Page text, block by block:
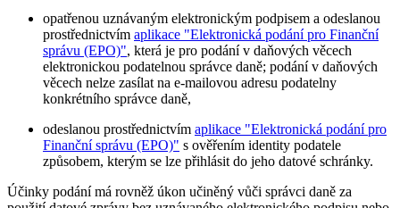
opatřenou uznávaným elektronickým podpisem a odeslanou
prostřednictvím aplikace "Elektronická podání pro Finanční
správu (EPO)", která je pro podání v daňových věcech
elektronickou podatelnou správce daně; podání v daňových
věcech nelze zasílat na e-mailovou adresu podatelny
konkrétního správce daně,
odeslanou prostřednictvím aplikace "Elektronická podání pro
Finanční správu (EPO)" s ověřením identity podatele
způsobem, kterým se lze přihlásit do jeho datové schránky.
Účinky podání má rovněž úkon učiněný vůči správci daně za